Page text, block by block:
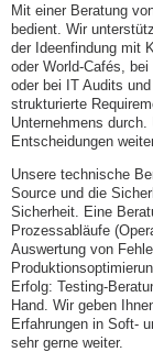
Mit einer Beratung
bedient. Wir
der Ideenfindung mit
oder World-Cafés,
oder bei IT Audits
strukturierte
Unternehmens
Entscheidungen
Unsere technische
Source und die
Sicherheit. Eine
Prozessabläufe
Auswertung von
Erfolg: Testing-
Hand. Wir geben
Erfahrungen in Soft-
sehr gerne weiter.